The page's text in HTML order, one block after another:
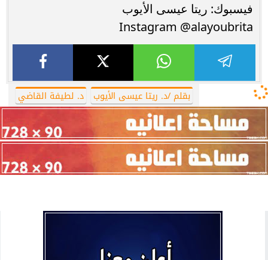
فيسبوك: ريتا عيسى الأيوب
Instagram @alayoubrita
بقلم /د. ريتا عيسى الأيوب د. لطيفة القاضي